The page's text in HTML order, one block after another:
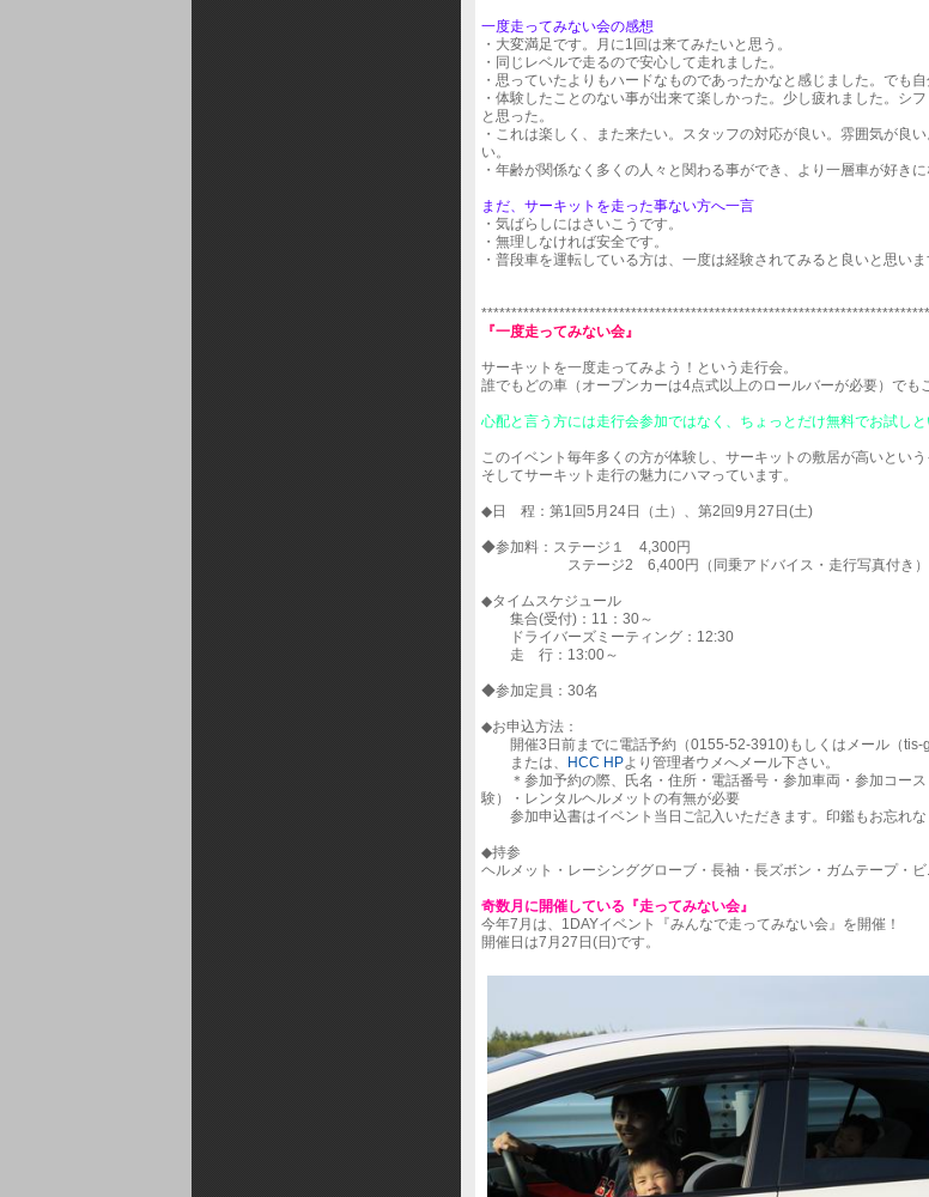
一度走ってみない会の感想
・大変満足です。月に1回は来てみたいと思う。
・同じレベルで走るので安心して走れました。
・思っていたよりもハードなものであったかなと感じました。でも自
・体験したことのない事が出来て楽しかった。少し疲れました。シ
と思った。
・これは楽しく、また来たい。スタッフの対応が良い。雰囲気が良
い。
・年齢が関係なく多くの人々と関わる事ができ、より一層車が好きに
まだ、サーキットを走った事ない方へ一言
・気ばらしにはさいこうです。
・無理しなければ安全です。
・普段車を運転している方は、一度は経験されてみると良いと思いま
『一度走ってみない会』
サーキットを一度走ってみよう！という走行会。
誰でもどの車（オープンカーは4点式以上のロールバーが必要）でも
心配と言う方には走行会参加ではなく、ちょっとだけ無料でお試しと
このイベント毎年多くの方が体験し、サーキットの敷居が高いとい
そしてサーキット走行の魅力にハマっています。
◆日 程：第1回5月24日（土）、第2回9月27日(土)
◆参加料：ステージ１ 4,300円
ステージ2 6,400円（同乗アドバイス・走行写真付き）
◆タイムスケジュール
集合(受付)：11：30～
ドライバーズミーティング：12:30
走 行：13:00～
◆参加定員：30名
◆お申込方法：
開催3日前までに電話予約（0155-52-3910)もしくはメール（tis-
または、 HCC HPより管理者ウメへメール下さい。
＊参加予約の際、氏名・住所・電話番号・参加車両・参加コース
験）・レンタルヘルメットの有無が必要
参加申込書はイベント当日ご記入いただきます。印鑑もお忘れな
◆持参
ヘルメット・レーシンググローブ・長袖・長ズボン・ガムテープ・
奇数月に開催している『走ってみない会』
今年7月は、1DAYイベント『みんなで走ってみない会』を開催！
開催日は7月27日(日)です。